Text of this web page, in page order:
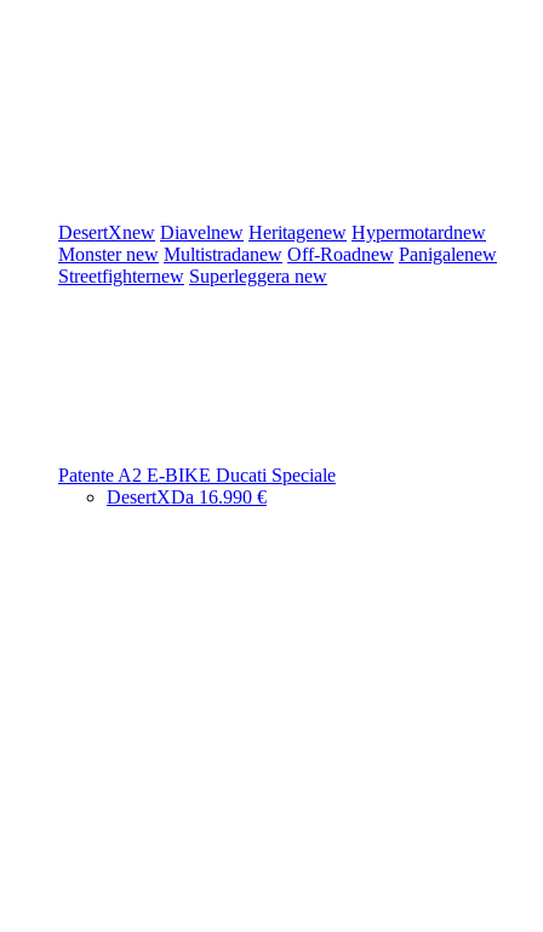
DesertXnew Diavelnew Heritagenew Hypermotardnew
Monsternew Multistradanew Off-Roadnew Panigalenew
Streetfighternew Superleggera new
Patente A2 E-BIKE Ducati Speciale
DesertXDa 16.990 €